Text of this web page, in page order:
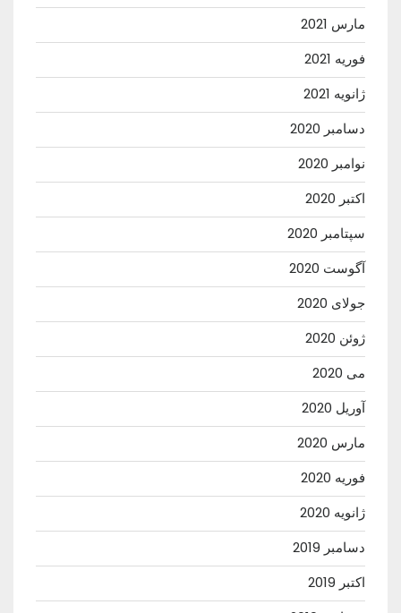
مارس 2021
فوریه 2021
ژانویه 2021
دسامبر 2020
نوامبر 2020
اکتبر 2020
سپتامبر 2020
آگوست 2020
جولای 2020
ژوئن 2020
می 2020
آوریل 2020
مارس 2020
فوریه 2020
ژانویه 2020
دسامبر 2019
اکتبر 2019